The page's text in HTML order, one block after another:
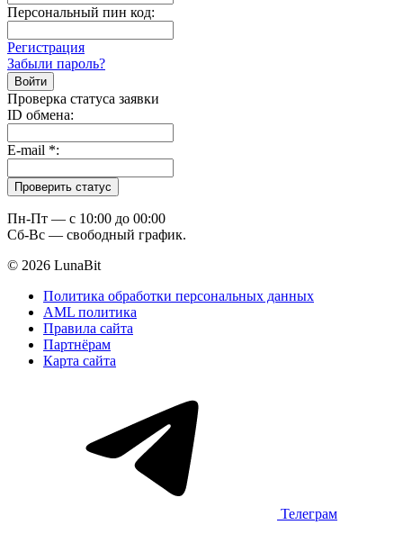
Персональный пин код:
Регистрация
Забыли пароль?
Проверка статуса заявки
ID обмена:
E-mail *:
Пн-Пт — c 10:00 до 00:00
Сб-Вс — свободный график.
© 2026 LunaBit
Политика обработки персональных данных
AML политика
Правила сайта
Партнёрам
Карта сайта
Телеграм